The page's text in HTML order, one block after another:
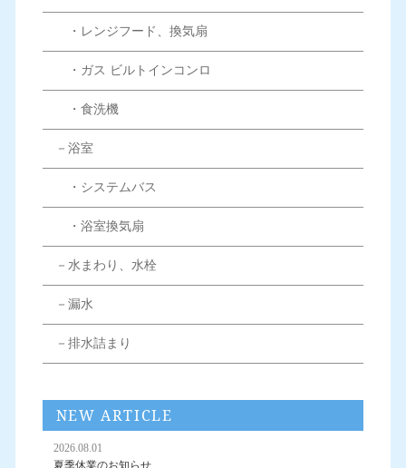
・レンジフード、換気扇
・ガス ビルトインコンロ
・食洗機
－浴室
・システムバス
・浴室換気扇
－水まわり、水栓
－漏水
－排水詰まり
NEW ARTICLE
2026.08.01
夏季休業のお知らせ